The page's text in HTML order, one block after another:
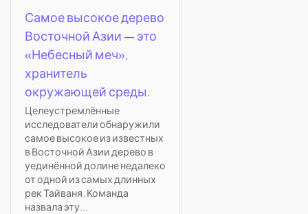
Самое высокое дерево
Восточной Азии — это
«Небесный меч»,
хранитель
окружающей среды.
Целеустремлённые
исследователи обнаружили
самое высокое из известных
в Восточной Азии дерево в
уединённой долине недалеко
от одной из самых длинных
рек Тайваня. Команда
назвала эту...